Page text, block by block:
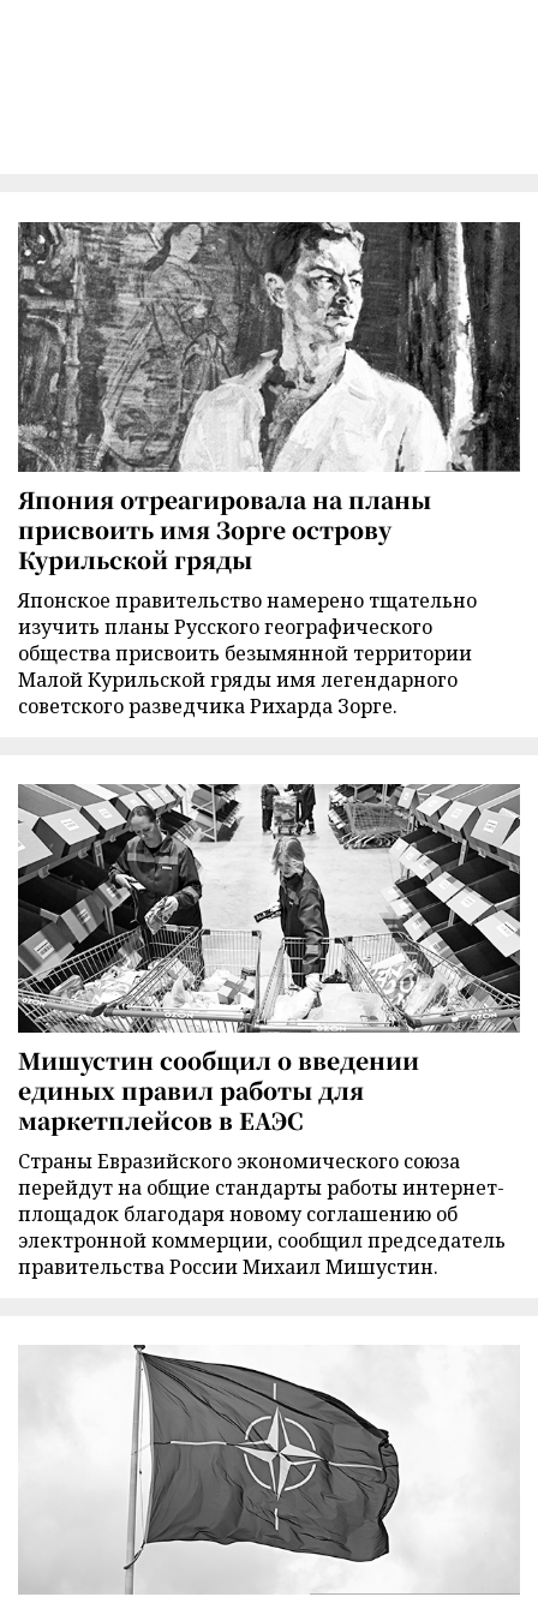
Япония отреагировала на планы
присвоить имя Зорге острову
Курильской гряды
Японское правительство намерено тщательно
изучить планы Русского географического
общества присвоить безымянной территории
Малой Курильской гряды имя легендарного
советского разведчика Рихарда Зорге.
Мишустин сообщил о введении
единых правил работы для
маркетплейсов в ЕАЭС
Страны Евразийского экономического союза
перейдут на общие стандарты работы интернет-
площадок благодаря новому соглашению об
электронной коммерции, сообщил председатель
правительства России Михаил Мишустин.